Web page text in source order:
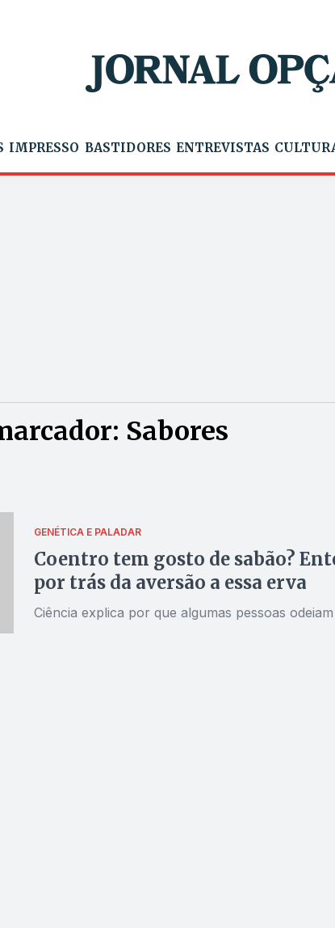
IMPRESSO BASTIDORES ENTREVISTAS
Sabores
GENÉTICA E PALADAR
Coentro tem gosto de sabão?
por trás da aversão a essa erva
Ciência explica por que algumas pessoas